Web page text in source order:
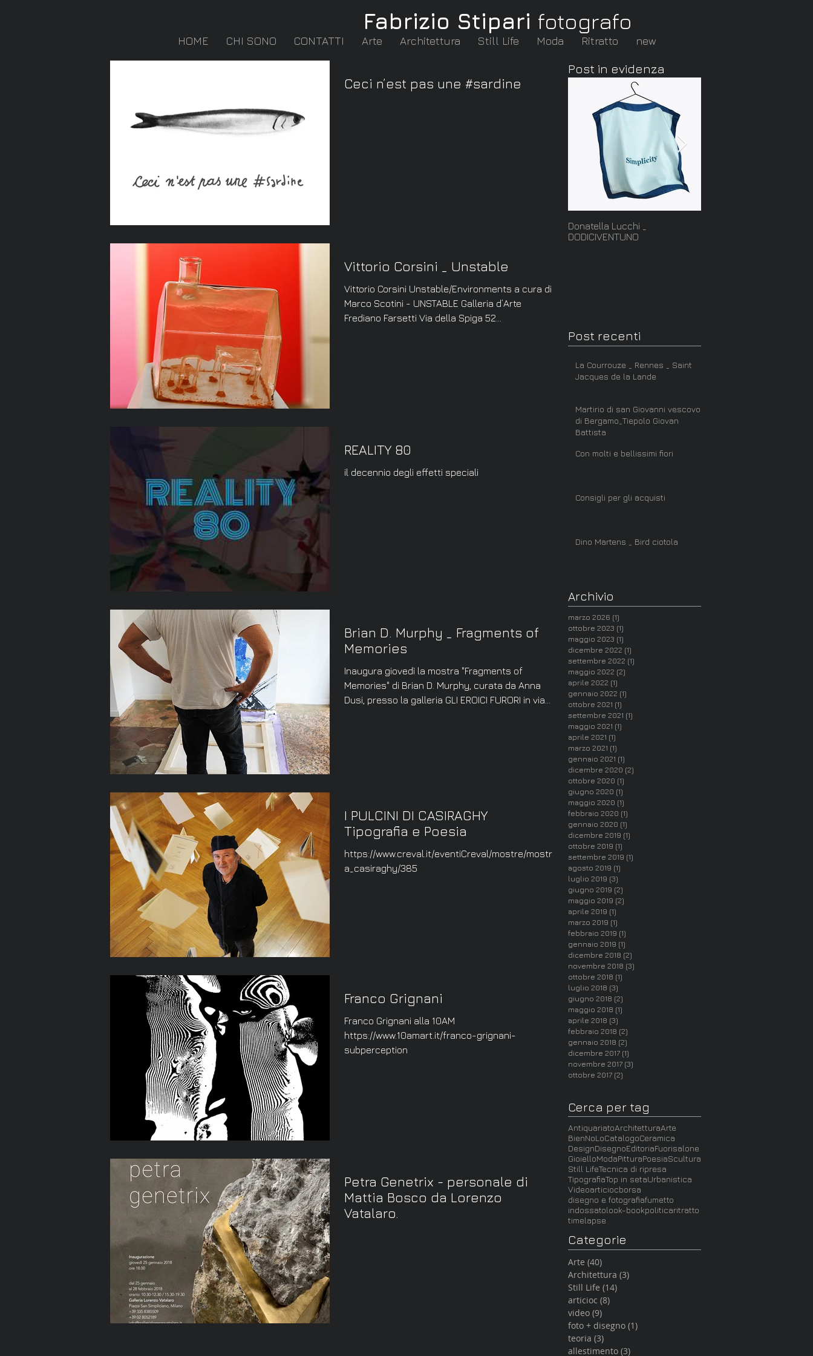
Fabrizio Stipari fotografo
HOME CHI SONO CONTATTI Arte Architettura Still Life Moda Ritratto new
Ceci n’est pas une #sardine
Vittorio Corsini _ Unstable
Vittorio Corsini Unstable/Environments a cura di
Marco Scotini - UNSTABLE Galleria d’Arte
Frediano Farsetti Via della Spiga 52...
REALITY 80
il decennio degli effetti speciali
Brian D. Murphy _ Fragments of
Memories
Inaugura giovedì la mostra "Fragments of
Memories" di Brian D. Murphy, curata da Anna
Dusi, presso la galleria GLI EROICI FURORI in via...
I PULCINI DI CASIRAGHY
Tipografia e Poesia
https://www.creval.it/eventiCreval/mostre/mostr
a_casiraghy/385
Franco Grignani
Franco Grignani alla 10AM
https://www.10amart.it/franco-grignani-
subperception
Petra Genetrix - personale di
Mattia Bosco da Lorenzo
Vatalaro.
Post in evidenza
Donatella Lucchi _
DODICIVENTUNO
Post recenti
La Courrouze _ Rennes _ Saint
Jacques de la Lande
Martirio di san Giovanni vescovo
di Bergamo_Tiepolo Giovan
Battista
Con molti e bellissimi fiori
Consigli per gli acquisti
Dino Martens _ Bird ciotola
Archivio
marzo 2026 (1)
ottobre 2023 (1)
maggio 2023 (1)
dicembre 2022 (1)
settembre 2022 (1)
maggio 2022 (2)
aprile 2022 (1)
gennaio 2022 (1)
ottobre 2021 (1)
settembre 2021 (1)
maggio 2021 (1)
aprile 2021 (1)
marzo 2021 (1)
gennaio 2021 (1)
dicembre 2020 (2)
ottobre 2020 (1)
giugno 2020 (1)
maggio 2020 (1)
febbraio 2020 (1)
gennaio 2020 (1)
dicembre 2019 (1)
ottobre 2019 (1)
settembre 2019 (1)
agosto 2019 (1)
luglio 2019 (3)
giugno 2019 (2)
maggio 2019 (2)
aprile 2019 (1)
marzo 2019 (1)
febbraio 2019 (1)
gennaio 2019 (1)
dicembre 2018 (2)
novembre 2018 (3)
ottobre 2018 (1)
luglio 2018 (3)
giugno 2018 (2)
maggio 2018 (1)
aprile 2018 (3)
febbraio 2018 (2)
gennaio 2018 (2)
dicembre 2017 (1)
novembre 2017 (3)
ottobre 2017 (2)
Cerca per tag
AntiquariatoArchitetturaArte
BienNoLoCatalogoCeramica
DesignDisegnoEditoriaFuorisalone
GioielloModaPitturaPoesiaScultura
Still LifeTecnica di ripresa
TipografiaTop in setaUrbanistica
Videoarticiocborsa
disegno e fotografiafumetto
indossatolook-bookpoliticaritratto
timelapse
Categorie
Arte (40)
Architettura (3)
Still Life (14)
articioc (8)
video (9)
foto + disegno (1)
teoria (3)
allestimento (3)